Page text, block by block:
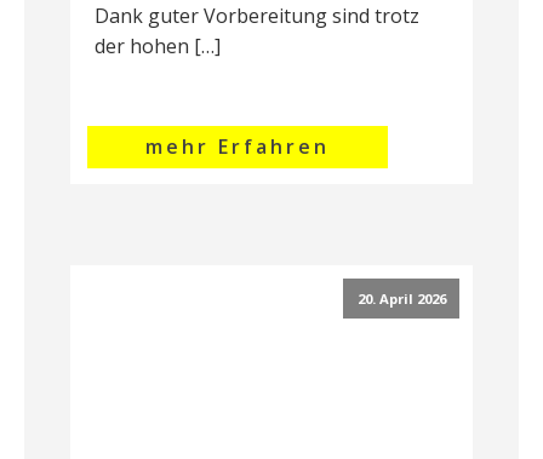
Dank guter Vorbereitung sind trotz
der hohen […]
mehr Erfahren
20. April 2026